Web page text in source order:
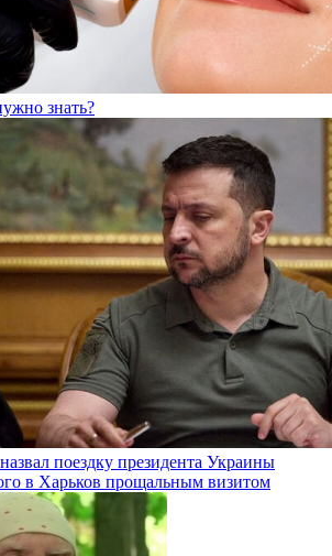
знать?
поездку президента Украины
в Харьков прощальным визитом